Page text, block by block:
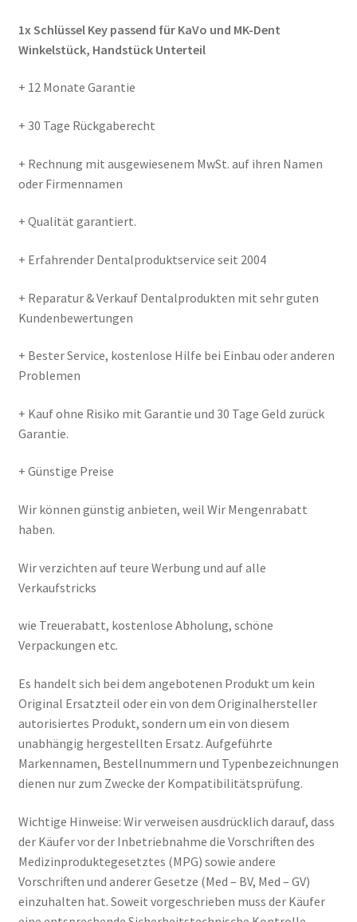
1x Schlüssel Key passend für KaVo und MK-Dent
Winkelstück, Handstück Unterteil
+ 12 Monate Garantie
+ 30 Tage Rückgaberecht
+ Rechnung mit ausgewiesenem MwSt. auf ihren Namen
oder Firmennamen
+ Qualität garantiert.
+ Erfahrender Dentalproduktservice seit 2004
+ Reparatur & Verkauf Dentalprodukten mit sehr guten
Kundenbewertungen
+ Bester Service, kostenlose Hilfe bei Einbau oder anderen
Problemen
+ Kauf ohne Risiko mit Garantie und 30 Tage Geld zurück
Garantie.
+ Günstige Preise
Wir können günstig anbieten, weil Wir Mengenrabatt
haben.
Wir verzichten auf teure Werbung und auf alle
Verkaufstricks
wie Treuerabatt, kostenlose Abholung, schöne
Verpackungen etc.
Es handelt sich bei dem angebotenen Produkt um kein
Original Ersatzteil oder ein von dem Originalhersteller
autorisiertes Produkt, sondern um ein von diesem
unabhängig hergestellten Ersatz. Aufgeführte
Markennamen, Bestellnummern und Typenbezeichnungen
dienen nur zum Zwecke der Kompatibilitätsprüfung.
Wichtige Hinweise: Wir verweisen ausdrücklich darauf, dass
der Käufer vor der Inbetriebnahme die Vorschriften des
Medizinproduktegesetztes (MPG) sowie andere
Vorschriften und anderer Gesetze (Med – BV, Med – GV)
einzuhalten hat. Soweit vorgeschrieben muss der Käufer